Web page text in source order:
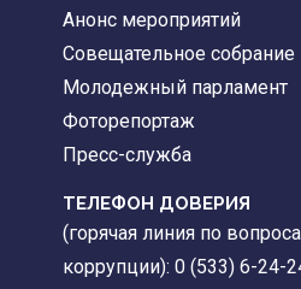
Анонс мероприятий
Совещательное собрание
Молодежный парламент
Фоторепортаж
Пресс-служба
ТЕЛЕФОН ДОВЕРИЯ
(горячая линия по
коррупции): 0 (533) 6-24-